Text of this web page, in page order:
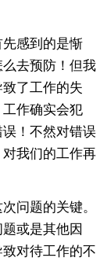
感到的是惭
去预防！但我
了工作的失
作确实会犯
！不然对错误
我们的工作再
问题的关键。
或是其他因
对待工作的不